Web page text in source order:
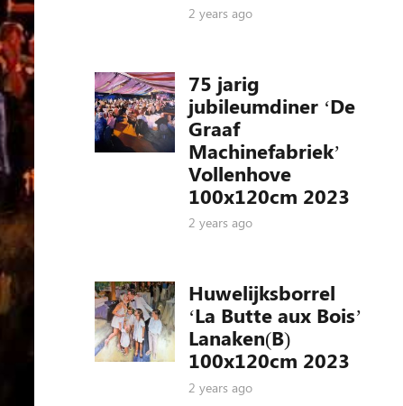
2 years ago
75 jarig
jubileumdiner ‘De
Graaf
Machinefabriek’
Vollenhove
100x120cm 2023
2 years ago
Huwelijksborrel
‘La Butte aux Bois’
Lanaken(B)
100x120cm 2023
2 years ago